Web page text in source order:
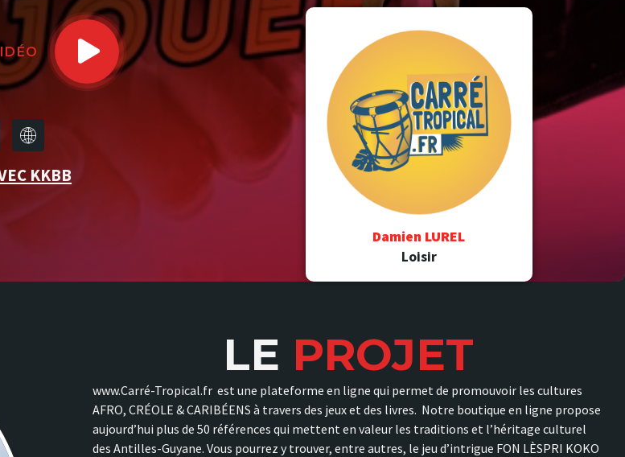
KKBB
Damien LUREL
Loisir
LE PROJET
www.Carré-Tropical.fr est une plateforme en ligne qui permet de promouvoir les cultures
AFRO, CRÉOLE & CARIBÉENS à travers des jeux et des livres. Notre boutique en ligne propose
aujourd’hui plus de 50 références qui mettent en valeur les traditions et l’héritage culturel
des Antilles-Guyane. Vous pourrez y trouver, entre autres, le jeu d’intrigue FON LÈSPRI KOKO